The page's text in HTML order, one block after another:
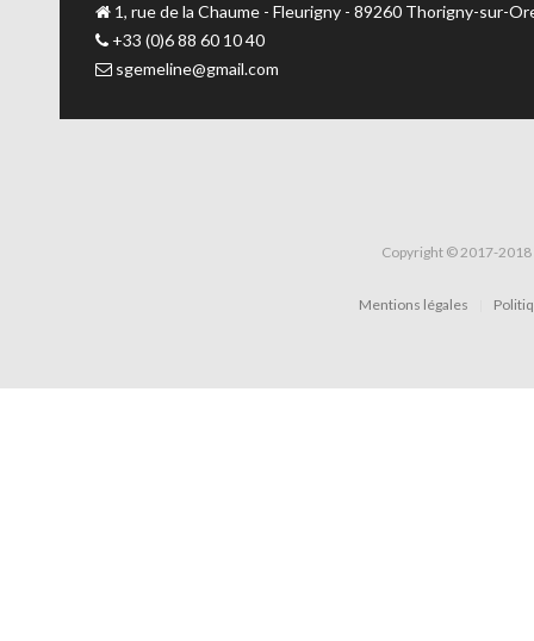
1, rue de la Chaume - Fleurigny - 89260 Thorigny-sur-
+33 (0)6 88 60 10 40
sgemeline@gmail.com
Copyright © 2017-
Mentions légales